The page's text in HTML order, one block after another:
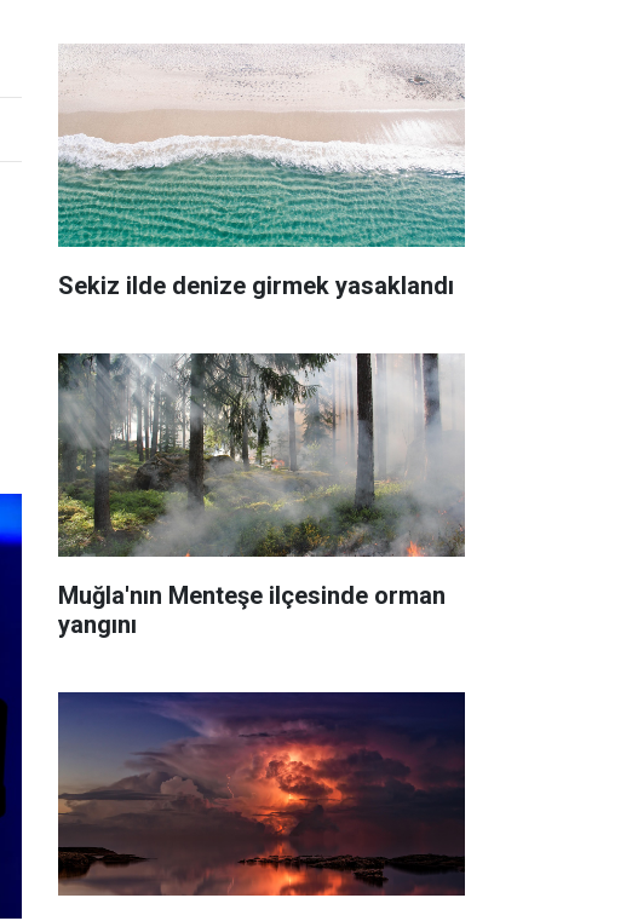
Sekiz ilde denize girmek yasaklandı
Muğla'nın Menteşe ilçesinde orman
yangını